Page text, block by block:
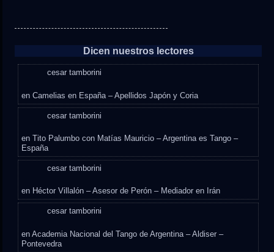
Dicen nuestros lectores
cesar tamborini
enCamelias en España – Apellidos Japón y Coria
cesar tamborini
enTito Palumbo con Matías Mauricio – Argentina es Tango –
España
cesar tamborini
en Héctor Villalón – Asesor de Perón – Mediador en Irán
cesar tamborini
enAcademia Nacional del Tango de Argentina – Aldiser –
Pontevedra